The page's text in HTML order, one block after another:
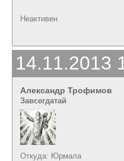
Неактивен
14.11.2013
Александр Трофимов
Завсегдатай
Откуда: Юрмала